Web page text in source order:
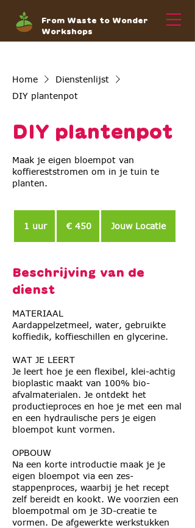
From Waste to Wonder
Workshops
Home
Dienstenlijst
DIY plantenpot
DIY plantenpot
Maak je eigen bloempot van
koffiereststromen om in je tuin te
planten.
1 uur1
€ 450 Jouw Locatie
Beschrijving van de
dienst
MATERIAAL
Aardappelzetmeel, water, gebruikte
koffiedik, koffieschillen en glycerine.
WAT JE LEERT
Je leert hoe je een flexibel, klei-achtig
bioplastic maakt van 100% bio-
afvalmaterialen. Je ontdekt het
productieproces en hoe je met een mal
en een hydraulische pers je eigen
bloempot kunt vormen.
OPBOUW
Na een korte introductie maak je je
eigen bloempot via een zes-
stappenproces, waarbij je het recept
zelf bereidt en kookt. We voorzien een
bloempotmal om je 3D-creatie te
vormen. De afgewerkte werkstukken